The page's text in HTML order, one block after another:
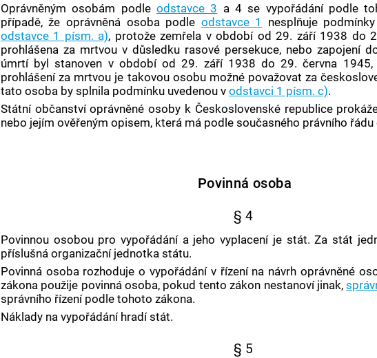
Oprávněným osobám podle odstavce 3 a 4 se vypořádání podle
případě, že oprávněná osoba podle odstavce 1
nesplňuje
odstavce 1 písm. a), protože zemřela v období od 29. září 1938 do
prohlášena za mrtvou v důsledku rasové persekuce, nebo zapojení
úmrtí byl stanoven v období od 29. září 1938 do 29. června
prohlášení za mrtvou je takovou osobu možné považovat za
tato osoba by splnila podmínku uvedenou v odstavci 1 písm. c).
Státní občanství oprávněné osoby k Československé republice
nebo jejím ověřeným opisem, která má podle současného právního
Povinná osoba
§ 4
Povinnou osobou pro vypořádání a jeho vyplacení je stát. Za stát
příslušná organizační jednotka státu.
Povinná osoba rozhoduje o vypořádání v řízení na návrh oprávněné
zákona použije povinná osoba, pokud tento zákon nestanoví jinak,
správního řízení podle tohoto zákona.
Náklady na vypořádání hradí stát.
§ 5